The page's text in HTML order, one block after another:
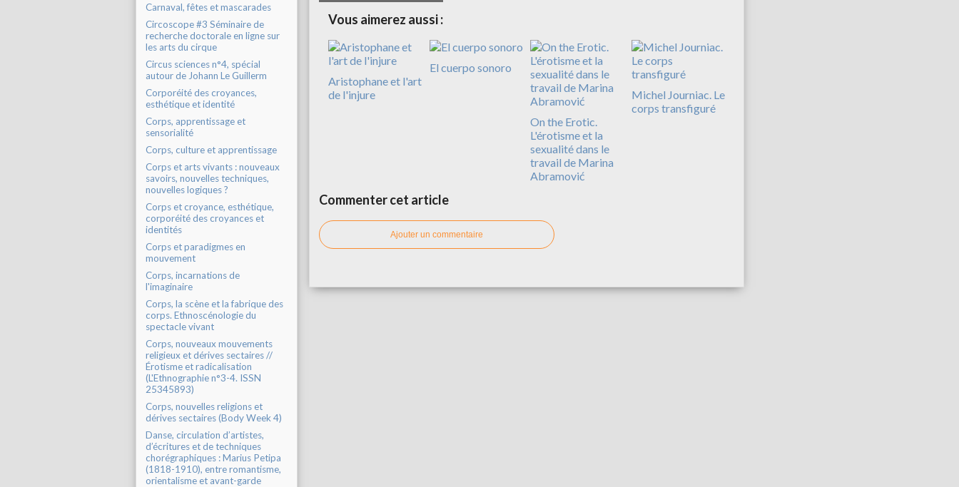
Carnaval, fêtes et mascarades
Circoscope #3 Séminaire de
recherche doctorale en ligne sur
les arts du cirque
Circus sciences n°4, spécial
autour de Johann Le Guillerm
Corporéité des croyances,
esthétique et identité
Corps, apprentissage et
sensorialité
Corps, culture et apprentissage
Corps et arts vivants : nouveaux
savoirs, nouvelles techniques,
nouvelles logiques ?
Corps et croyance, esthétique,
corporéité des croyances et
identités
Corps et paradigmes en
mouvement
Corps, incarnations de
l'imaginaire
Corps, la scène et la fabrique des
corps. Ethnoscénologie du
spectacle vivant
Corps, nouveaux mouvements
religieux et dérives sectaires //
Érotisme et radicalisation
(L'Ethnographie n°3-4. ISSN
25345893)
Corps, nouvelles religions et
dérives sectaires (Body Week 4)
Danse, circulation d’artistes,
d’écritures et de techniques
chorégraphiques : Marius Petipa
(1818-1910), entre romantisme,
orientalisme et avant-garde
Vous aimerez aussi :
Aristophane et l'art
de l'injure
El cuerpo sonoro
On the Erotic.
L'érotisme et la
sexualité dans le
travail de Marina
Abramović
Michel Journiac. Le
corps transfiguré
Commenter cet article
Ajouter un commentaire